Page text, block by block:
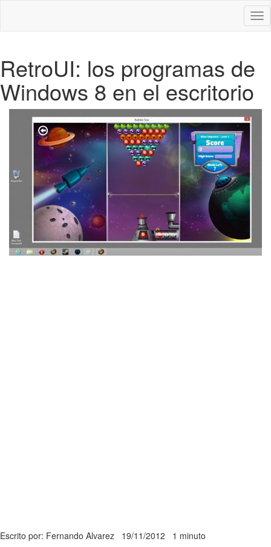
RetroUI: los programas de
Windows 8 en el escritorio
Escrito por: Fernando Alvarez 19/11/2012 1 minuto